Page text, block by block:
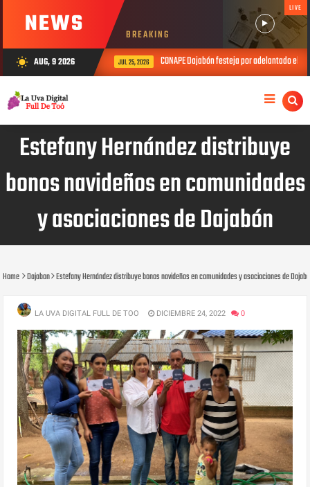
NEWS BREAKING
LIVE
wb_sunny AUG, 9 2026 JUL 25, 2026 CONAPE Dajabón festeja por adelantado el Día del
Estefany Hernández distribuye
bonos navideños en comunidades
y asociaciones de Dajabón
Home Dajabon Estefany Hernández distribuye bonos navideños en comunidades y asociaciones de
LA UVA DIGITAL FULL DE TOO DICIEMBRE 24, 2022 0